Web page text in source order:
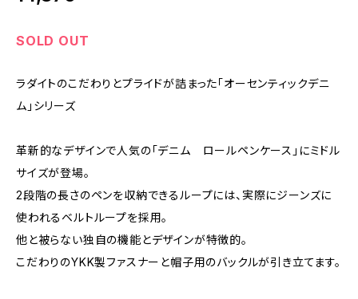
SOLD OUT
ラダイトのこだわりとプライドが詰まった「オーセンティックデニ
ム」シリーズ
革新的なデザインで人気の「デニム ロールペンケース」にミドル
サイズが登場。
2段階の長さのペンを収納できるループには、実際にジーンズに
使われるベルトループを採用。
他と被らない独自の機能とデザインが特徴的。
こだわりのYKK製ファスナーと帽子用のバックルが引き立てます。